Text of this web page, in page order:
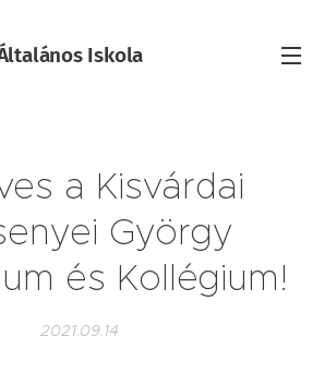
Iskola
a Kisvárdai
György
és Kollégium!
2021.09.14